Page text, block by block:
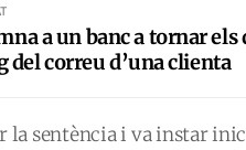
a un banc a tornar
del correu d’una clienta
la sentència i va instar